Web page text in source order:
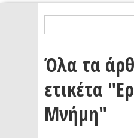
Όλα τα
ετικέτα
Μνήμη"